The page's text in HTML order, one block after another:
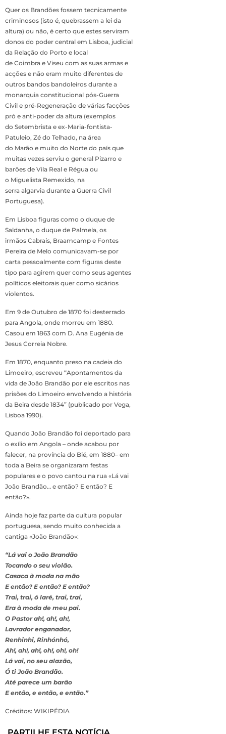
Quer os Brandões fossem tecnicamente
criminosos (isto é, quebrassem a lei da
altura) ou não, é certo que estes serviram
donos do poder central em Lisboa, judicial
da Relação do Porto e local
de Coimbra e Viseu com as suas armas e
acções e não eram muito diferentes de
outros bandos bandoleiros durante a
monarquia constitucional pós-Guerra
Civil e pré-Regeneração de várias facções
pró e anti-poder da altura (exemplos
do Setembrista e ex-Maria-fontista-
Patuleio, Zé do Telhado, na área
do Marão e muito do Norte do país que
muitas vezes serviu o general Pizarro e
barões de Vila Real e Régua ou
o Miguelista Remexido, na
serra algarvia durante a Guerra Civil
Portuguesa).
Em Lisboa figuras como o duque de
Saldanha, o duque de Palmela, os
irmãos Cabrais, Braamcamp e Fontes
Pereira de Melo comunicavam-se por
carta pessoalmente com figuras deste
tipo para agirem quer como seus agentes
políticos eleitorais quer como sicários
violentos.
Em 9 de Outubro de 1870 foi desterrado
para Angola, onde morreu em 1880.
Casou em 1863 com D. Ana Eugénia de
Jesus Correia Nobre.
Em 1870, enquanto preso na cadeia do
Limoeiro, escreveu “Apontamentos da
vida de João Brandão por ele escritos nas
prisões do Limoeiro envolvendo a história
da Beira desde 1834” (publicado por Vega,
Lisboa 1990).
Quando João Brandão foi deportado para
o exílio em Angola – onde acabou por
falecer, na província do Bié, em 1880– em
toda a Beira se organizaram festas
populares e o povo cantou na rua «Lá vai
João Brandão… e então? E então? E
então?».
Ainda hoje faz parte da cultura popular
portuguesa, sendo muito conhecida a
cantiga «João Brandão»:
“Lá vai o João Brandão
Tocando o seu violão.
Casaca à moda na mão
E então? E então? E então?
Trai, trai, ó laré, trai, trai,
Era à moda de meu pai.
O Pastor ah!, ah!, ah!,
Lavrador enganador,
Renhinhi, Rinhónhó,
Ah!, ah!, ah!, oh!, oh!, oh!
Lá vai, no seu alazão,
Ó ti João Brandão.
Até parece um barão
E então, e então, e então.”
Créditos: WIKIPÉDIA
PARTILHE ESTA NOTÍCIA